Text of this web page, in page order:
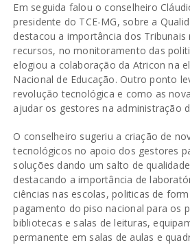
Em seguida falou o conselheiro
presidente do TCE-MG, sobre a
destacou a importância dos Tribunais
recursos, no monitoramento das
elogiou a colaboração da Atricon na
Nacional de Educação. Outro ponto
revolução tecnológica e como as
ajudar os gestores na administração
O conselheiro sugeriu a criação de
tecnológicos no apoio dos gestores
soluções dando um salto de
destacando a importância de
ciências nas escolas, politicas de
pagamento do piso nacional para os
bibliotecas e salas de leituras,
permanente em salas de aulas e